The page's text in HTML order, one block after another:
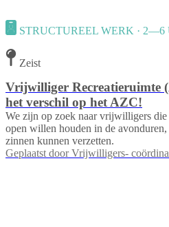
STRUCTUREEL WERK · 2—6
Zeist
Vrijwilliger Recreatieruimte
het verschil op het AZC!
We zijn op zoek naar vrijwilligers
open willen houden in de
zinnen kunnen verzetten.
Geplaatst door Vrijwilligers-